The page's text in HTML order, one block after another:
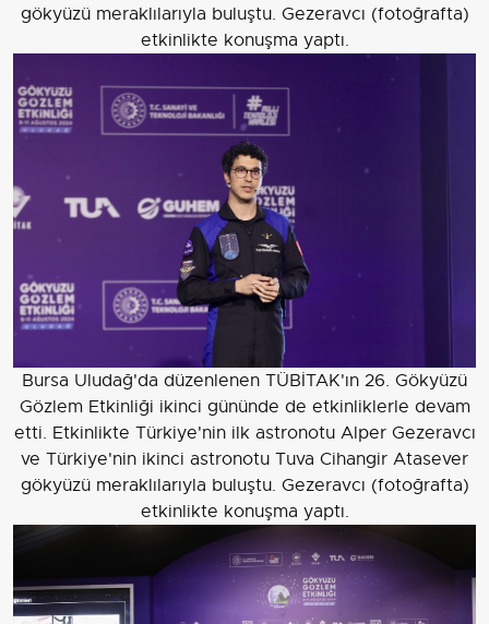
gökyüzü meraklılarıyla buluştu. Gezeravcı (fotoğrafta)
etkinlikte konuşma yaptı.
Bursa Uludağ'da düzenlenen TÜBİTAK'ın 26. Gökyüzü
Gözlem Etkinliği ikinci gününde de etkinliklerle devam
etti. Etkinlikte Türkiye'nin ilk astronotu Alper Gezeravcı
ve Türkiye'nin ikinci astronotu Tuva Cihangir Atasever
gökyüzü meraklılarıyla buluştu. Gezeravcı (fotoğrafta)
etkinlikte konuşma yaptı.